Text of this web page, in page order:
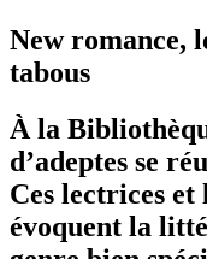
New romance,
tabous
À la
d’adeptes se
Ces lectrices et
évoquent la